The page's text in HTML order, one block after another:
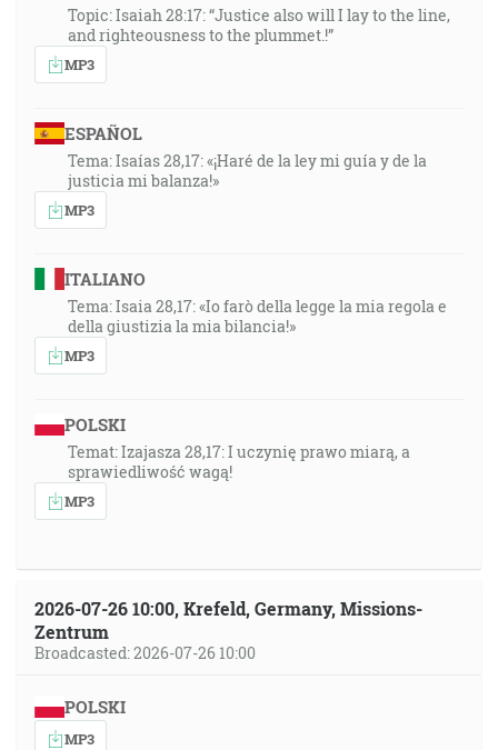
Topic: Isaiah 28:17: “Justice also will I lay to the line,
and righteousness to the plummet.!”
MP3
ESPAÑOL
Tema: Isaías 28,17: «¡Haré de la ley mi guía y de la
justicia mi balanza!»
MP3
ITALIANO
Tema: Isaia 28,17: «Io farò della legge la mia regola e
della giustizia la mia bilancia!»
MP3
POLSKI
Temat: Izajasza 28,17: I uczynię prawo miarą, a
sprawiedliwość wagą!
MP3
2026-07-26 10:00, Krefeld, Germany, Missions-
Zentrum
Broadcasted: 2026-07-26 10:00
POLSKI
MP3